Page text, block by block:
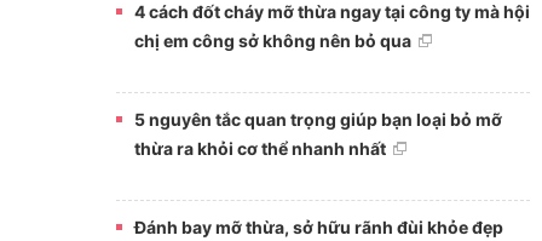
4 cách đốt cháy mỡ thừa ngay tại công ty mà hội
chị em công sở không nên bỏ qua
5 nguyên tắc quan trọng giúp bạn loại bỏ mỡ
thừa ra khỏi cơ thể nhanh nhất
Đánh bay mỡ thừa, sở hữu rãnh đùi khỏe đẹp